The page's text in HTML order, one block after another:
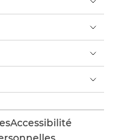
Accessibilité